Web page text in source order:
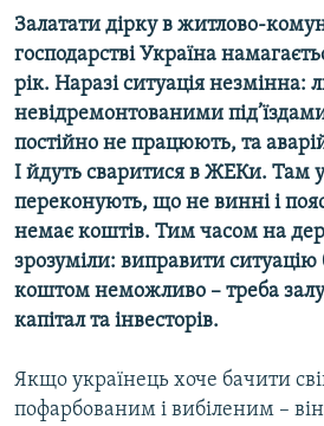
СВІТ
СХЕМИ
КИТАЙ.ВИКЛИКИ
МУЛЬТИМЕДІА
ФОТО
СПЕЦПРОЄКТИ
ПОДКАСТИ
КРИМ РЕАЛІЇ
РУС
КТАТ
Залатати дірку в житлово-
господарстві Україна
рік. Наразі ситуація
невідремонтованими
постійно не працюють, та
І йдуть сваритися в ЖЕКи. Там
переконують, що не винні і
немає коштів. Тим часом на
зрозуміли: виправити
коштом неможливо – треба
капітал та інвесторів.
Якщо українець хоче бачити
пофарбованим і вибіленим – він